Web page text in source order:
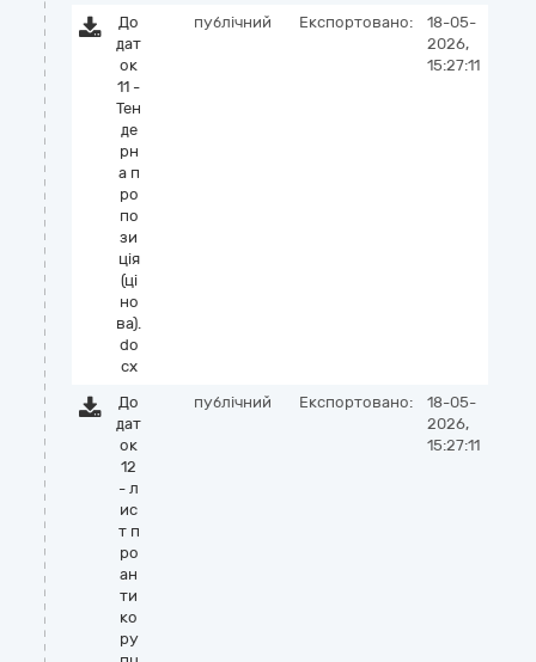
До
дат
ок
11 -
Тен
де
рн
а п
ро
по
зи
ція
(ці
но
ва).
do
cx
публічний Експортовано:
18-05-
2026,
15:27:11
До
дат
ок
12
- л
ис
т п
ро
ан
ти
ко
ру
публічний Експортовано:
18-05-
2026,
15:27:11